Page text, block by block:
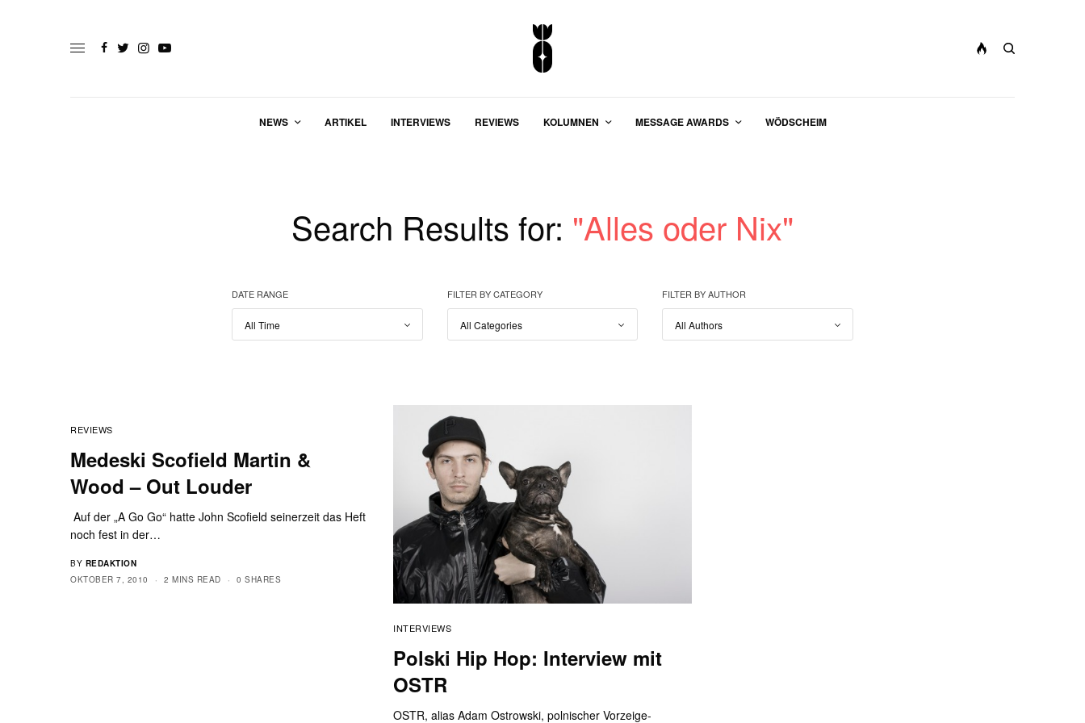
NEWS ARTIKEL INTERVIEWS REVIEWS KOLUMNEN MESSAGE AWARDS WÖDSCHEIM
Search Results for: "Alles oder Nix"
DATE RANGE FILTER BY CATEGORY FILTER BY AUTHOR
REVIEWS
Medeski Scofield Martin &
Wood – Out Louder
Auf der „A Go Go“ hatte John Scofield seinerzeit das Heft
noch fest in der…
BY REDAKTION
OKTOBER 7, 2010
2 MINS READ 0 SHARES
INTERVIEWS
Polski Hip Hop: Interview mit
OSTR
OSTR, alias Adam Ostrowski, polnischer Vorzeige-